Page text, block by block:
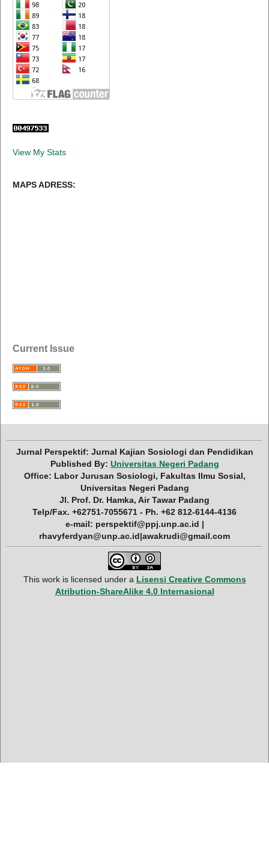
View My Stats
MAPS ADRESS:
Current Issue
Jurnal Perspektif: Jurnal Kajian Sosiologi dan Pendidikan
Published By: Universitas Negeri Padang
Office: Labor Jurusan Sosiologi, Fakultas Ilmu Sosial,
Universitas Negeri Padang
Jl. Prof. Dr. Hamka, Air Tawar Padang
Telp/Fax. +62751-7055671 - Ph. +62 812-6144-4136
e-mail: perspektif@ppj.unp.ac.id |
rhavyferdyan@unp.ac.id|awakrudi@gmail.com
This work is licensed under a Lisensi Creative Commons
Atribution-ShareAlike 4.0 Internasional